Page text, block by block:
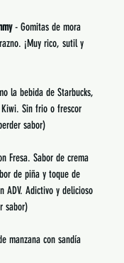
- Gomitas de mora
¡Muy rico, sutil y
la bebida de Starbucks,
Sin frio o frescor
sabor)
Fresa. Sabor de crema
de piña y toque de
ADV. Adictivo y delicioso
sabor)
manzana con sandía